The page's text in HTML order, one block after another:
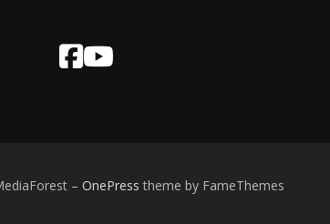
– OnePress theme by FameThemes